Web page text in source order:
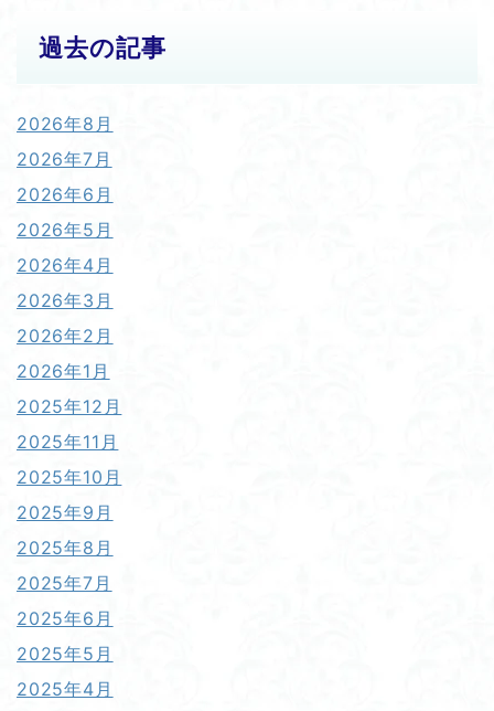
過去の記事
2026年8月
2026年7月
2026年6月
2026年5月
2026年4月
2026年3月
2026年2月
2026年1月
2025年12月
2025年11月
2025年10月
2025年9月
2025年8月
2025年7月
2025年6月
2025年5月
2025年4月